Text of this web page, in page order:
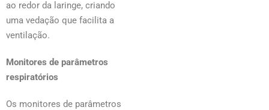
ao redor da laringe, criando
uma vedação que facilita a
ventilação.
Monitores de parâmetros
respiratórios
Os monitores de parâmetros